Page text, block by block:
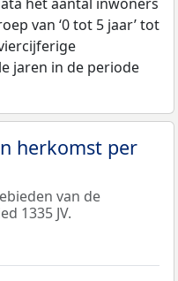
van ‘0 tot 5 jaar’ tot
jaren in de periode
herkomst per
van de
1335 JV.